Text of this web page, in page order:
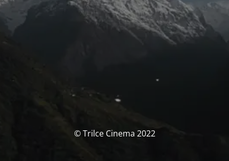
© Trilce Cinema 2022